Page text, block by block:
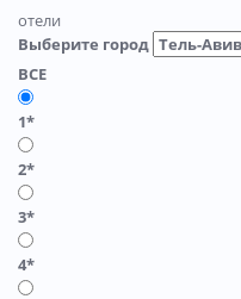
отели
Выберите город
ВСЕ
1*
2*
3*
4*